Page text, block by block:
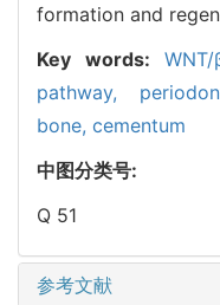
formation and
Key words:
pathway,
bone, cementum
中图分类号:
Q 51
参考文献